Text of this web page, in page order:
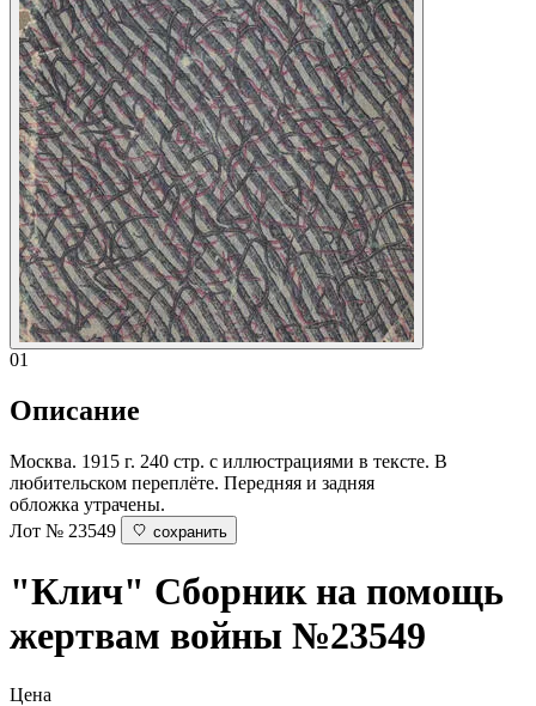
01
Описание
Москва. 1915 г. 240 стр. с иллюстрациями в тексте. В
любительском переплёте. Передняя и задняя
обложка утрачены.
Лот № 23549
сохранить
"Клич" Сборник на помощь
жертвам войны №23549
Цена